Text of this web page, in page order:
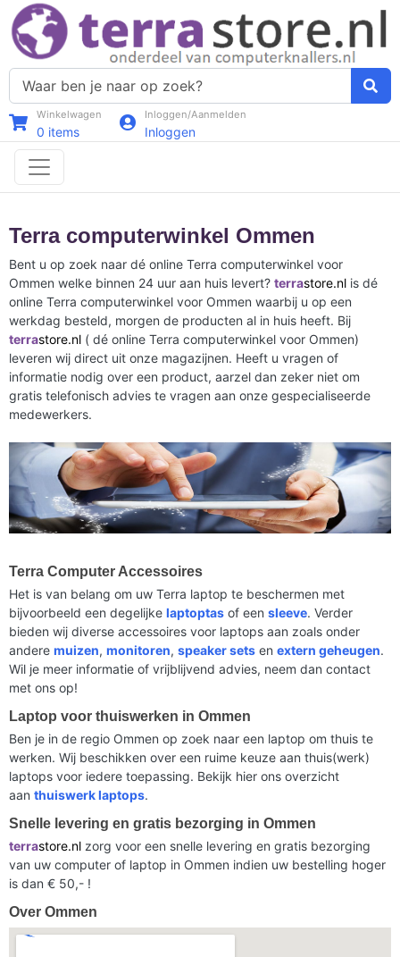
Winkelwagen
0 items
Inloggen/Aanmelden
Inloggen
Terra computerwinkel Ommen
Bent u op zoek naar dé online Terra computerwinkel voor
Ommen welke binnen 24 uur aan huis levert? terrastore.nl is dé
online Terra computerwinkel voor Ommen waarbij u op een
werkdag besteld, morgen de producten al in huis heeft. Bij
terrastore.nl ( dé online Terra computerwinkel voor Ommen)
leveren wij direct uit onze magazijnen. Heeft u vragen of
informatie nodig over een product, aarzel dan zeker niet om
gratis telefonisch advies te vragen aan onze gespecialiseerde
medewerkers.
Terra Computer Accessoires
Het is van belang om uw Terra laptop te beschermen met
bijvoorbeeld een degelijke laptoptas of een sleeve. Verder
bieden wij diverse accessoires voor laptops aan zoals onder
andere muizen, monitoren, speaker sets en extern geheugen.
Wil je meer informatie of vrijblijvend advies, neem dan contact
met ons op!
Laptop voor thuiswerken in Ommen
Ben je in de regio Ommen op zoek naar een laptop om thuis te
werken. Wij beschikken over een ruime keuze aan thuis(werk)
laptops voor iedere toepassing. Bekijk hier ons overzicht
aan thuiswerk laptops.
Snelle levering en gratis bezorging in Ommen
terrastore.nl zorg voor een snelle levering en gratis bezorging
van uw computer of laptop in Ommen indien uw bestelling hoger
is dan € 50,- !
Over Ommen